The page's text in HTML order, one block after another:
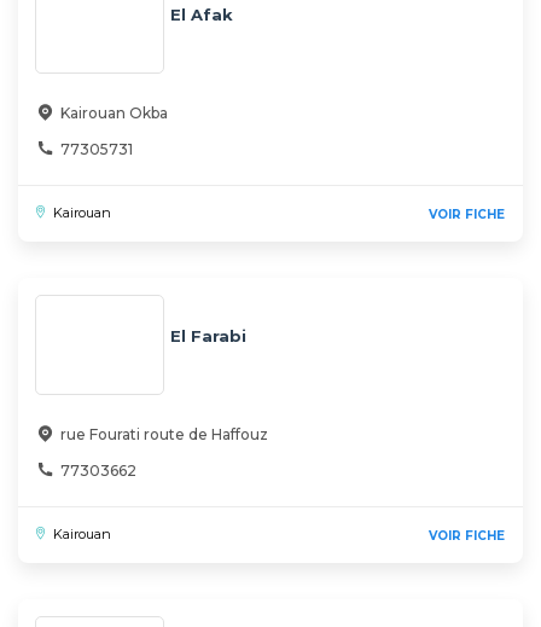
El Afak
Kairouan Okba
77305731
Kairouan VOIR FICHE
El Farabi
rue Fourati route de Haffouz
77303662
Kairouan VOIR FICHE